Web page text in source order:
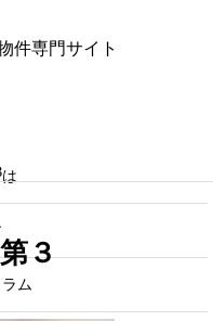
ム
件専門サイト
３